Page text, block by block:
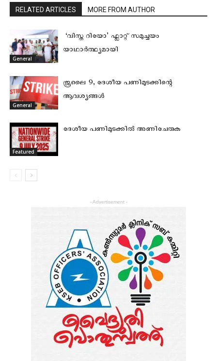
RELATED ARTICLES MORE FROM AUTHOR
General
‘വിസ്ത റിയോ’ ഫ്ലാറ്റ് സമുച്ചയം
യാഥാർത്ഥ്യമായി
General
ജൂലൈ 9, ദേശീയ പണിമുടക്കിന്റെ
ആവശ്യങ്ങള്‍
Featured
ദേശീയ പണിമുടക്കില്‍ അണിചേരുക
- Advertisement -